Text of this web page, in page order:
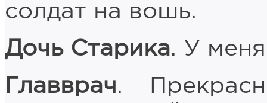
солдат на вошь.
Дочь Старика. У
Главврач.